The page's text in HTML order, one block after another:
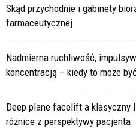
Skąd przychodnie i gabinety
farmaceutycznej
Nadmierna ruchliwość,
koncentracją – kiedy to może
Deep plane facelift a
różnice z perspektywy pacjenta